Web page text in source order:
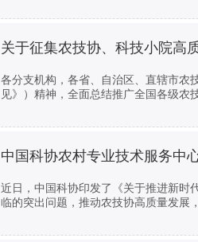
关于征集农技协、科技小院高
各分支机构，各省、自治区、直辖市农
见》）精神，全面总结推广全国各级农
中国科协农村专业技术服务中
近日，中国科协印发了《关于推进新时
临的突出问题，推动农技协高质量发展